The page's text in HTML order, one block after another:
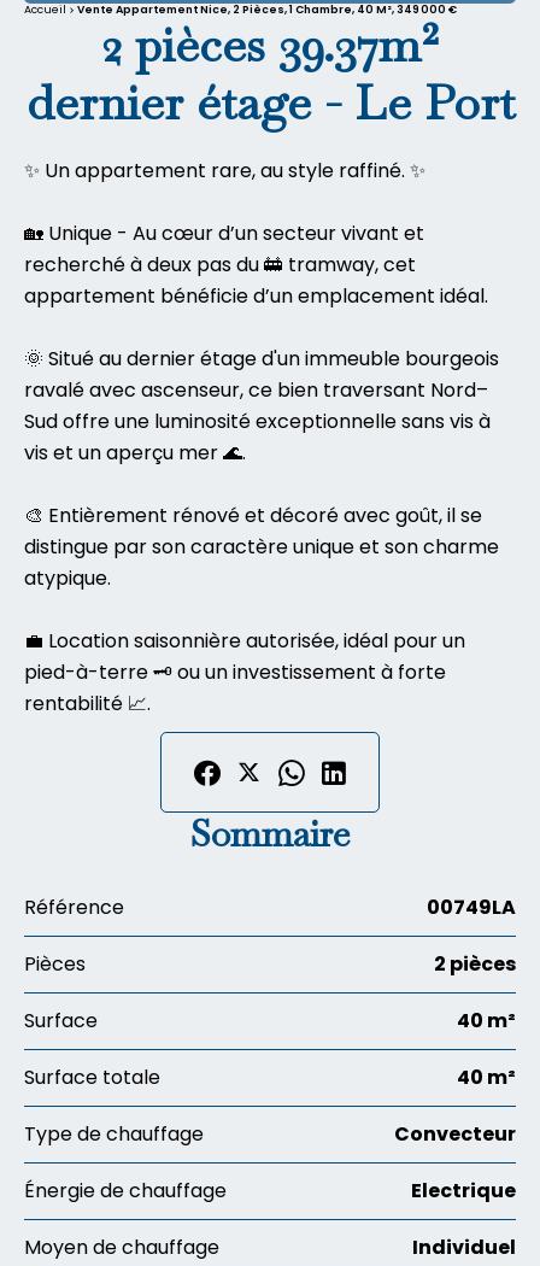
Accueil Vente Appartement Nice, 2 Pièces, 1 Chambre, 40 M², 349 000 €
2 pièces 39.37m²
dernier étage - Le Port
✨ Un appartement rare, au style raffiné. ✨
🏡 Unique - Au cœur d’un secteur vivant et
recherché à deux pas du 🚋 tramway, cet
appartement bénéficie d’un emplacement idéal.
🌞 Situé au dernier étage d'un immeuble bourgeois
ravalé avec ascenseur, ce bien traversant Nord–
Sud offre une luminosité exceptionnelle sans vis à
vis et un aperçu mer 🌊.
🎨 Entièrement rénové et décoré avec goût, il se
distingue par son caractère unique et son charme
atypique.
💼 Location saisonnière autorisée, idéal pour un
pied-à-terre 🗝️ ou un investissement à forte
rentabilité 📈.
Sommaire
Référence 00749LA
Pièces 2 pièces
Surface 40 m²
Surface totale 40 m²
Type de chauffage Convecteur
Énergie de chauffage Electrique
Moyen de chauffage Individuel